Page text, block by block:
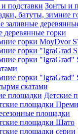
Зонты и
батуты, зимние
деревянные горки
горки MoyDvor
горки "IgraGrad
горки "IgraGrad"
горки "IgraGrad"
скатами
Детские
площадки
площадки
площадки Шато
площадки серии